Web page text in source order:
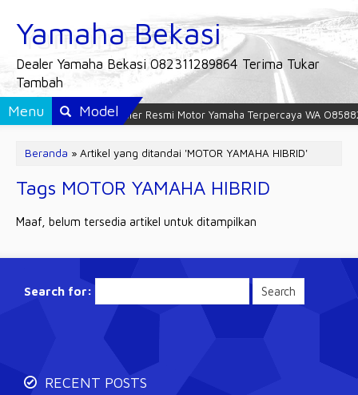
Yamaha Bekasi
Dealer Yamaha Bekasi 082311289864 Terima Tukar
Tambah
Dealer Resmi Motor Yamaha Terpercaya WA
Menu Model
Beranda » Artikel yang ditandai 'MOTOR YAMAHA HIBRID'
Tags MOTOR YAMAHA HIBRID
Maaf, belum tersedia artikel untuk ditampilkan
Search for:
RECENT POSTS